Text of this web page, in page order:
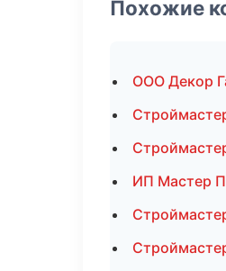
Похожие
ООО Декор
ИП Мастер